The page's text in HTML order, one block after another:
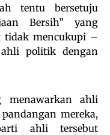
tentu bersetuju
Bersih” yang
tidak mencukupi –
politik dengan
menawarkan ahli
mereka,
ahli tersebut